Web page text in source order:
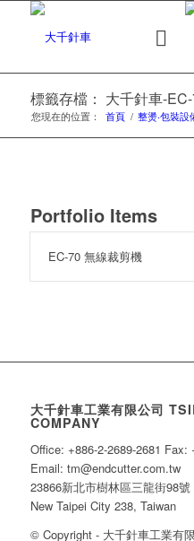
標籤存檔： 大千針車-
您現在的位置： 首頁 / 整燙‧包裝設
Portfolio Items
EC-70 無線裁剪機
大千針車工業有限公司
COMPANY
Office: +886-2-2689-2681 Fax:
Email: tm@endcutter.com.tw
23866新北市樹林區三龍街98
New Taipei City 238, Taiwan
© Copyright - 大千針車工業有